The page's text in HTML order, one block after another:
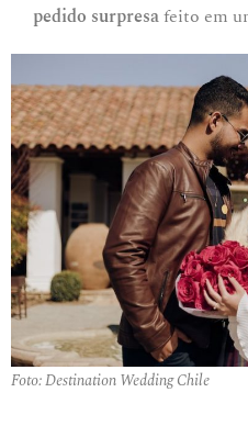
pedido surpresafeito em
Foto: Destination Wedding Chile